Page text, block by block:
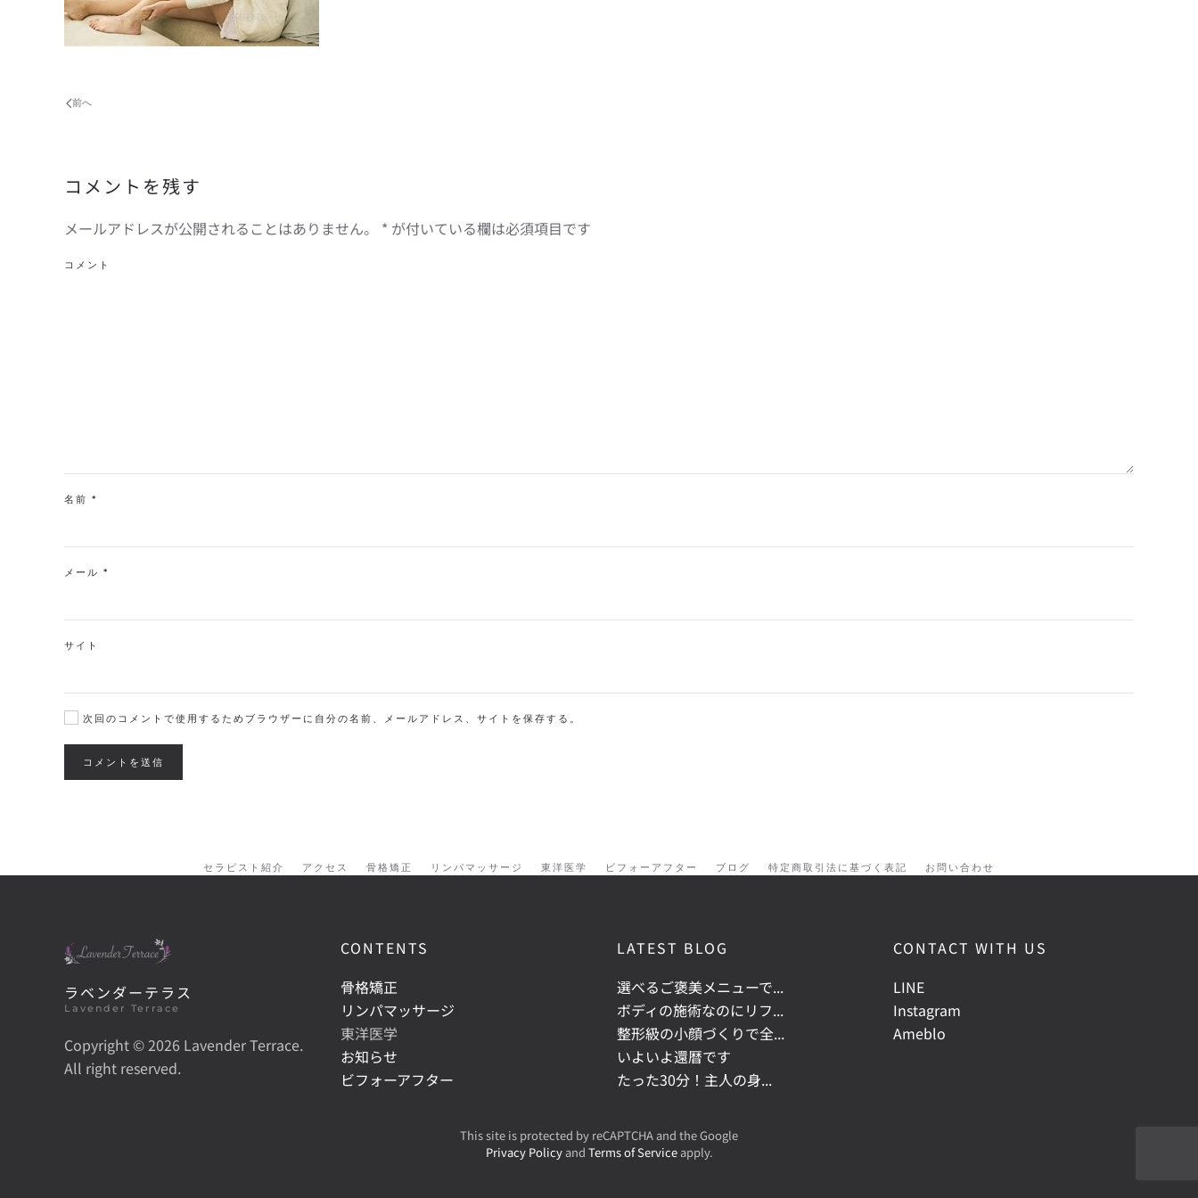
前へ
コメントを残す
メールアドレスが公開されることはありません。 * が付いている欄は必須項目です
コメント
名前 *
メール *
サイト
次回のコメントで使用するためブラウザーに自分の名前、メールアドレス、サイトを保存する。
コメントを送信
セラピスト紹介 アクセス 骨格矯正 リンパマッサージ 東洋医学 ビフォーアフター ブログ 特定商取引法に基づく表記 お問い合わせ
ラベンダーテラス
Lavender Terrace
Copyright ©2026 Lavender Terrace.
All right reserved.
CONTENTS
骨格矯正
リンパマッサージ
東洋医学
お知らせ
ビフォーアフター
LATEST BLOG
選べるご褒美メニューで...
ボディの施術なのにリフ...
整形級の小顔づくりで全...
いよいよ還暦です
たった30分！主人の身...
CONTACT WITH US
LINE
Instagram
Ameblo
This site is protected by reCAPTCHA and the Google
Privacy Policyand Terms of Serviceapply.